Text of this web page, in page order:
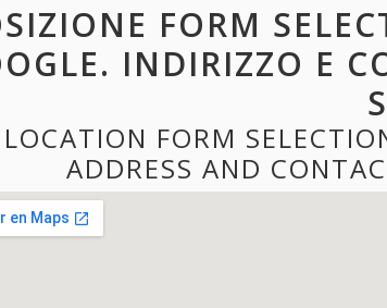
FORM
INDIRIZZO E
LOCATION FORM
ADDRESS AND